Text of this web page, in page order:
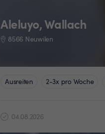
Aleluyo, Wallach
8566 Neuwilen
Ausreiten 2-3x pro Woche
04.08.2026